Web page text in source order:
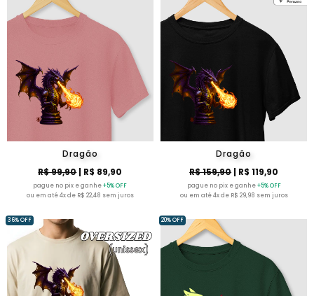
Dragão
R$ 99,90| R$ 89,90
pague no pix e ganhe+5% OFF
ou em até 4x de R$ 22,48 sem juros
Dragão
R$ 159,90| R$ 119,90
pague no pix e ganhe+5% OFF
ou em até 4x de R$ 29,98 sem juros
36% OFF 20% OFF